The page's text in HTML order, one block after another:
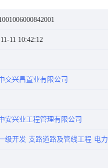
)中选结果公
11 10:42:12
交兴昌置业有限公司
安兴业工程管理有限公司
级开发 支路道路及管线工程 电